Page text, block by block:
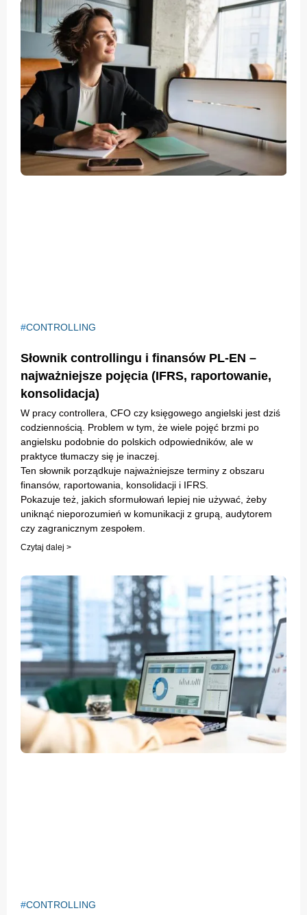
CONTROLLING
Słownik controllingu i finansów PL-EN –
najważniejsze pojęcia (IFRS, raportowanie,
konsolidacja)
W pracy controllera, CFO czy księgowego angielski jest dziś
codziennością. Problem w tym, że wiele pojęć brzmi po
angielsku podobnie do polskich odpowiedników, ale w
praktyce tłumaczy się je inaczej.
Ten słownik porządkuje najważniejsze terminy z obszaru
finansów, raportowania, konsolidacji i IFRS.
Pokazuje też, jakich sformułowań lepiej nie używać, żeby
uniknąć nieporozumień w komunikacji z grupą, audytorem
czy zagranicznym zespołem.
Czytaj dalej >
CONTROLLING